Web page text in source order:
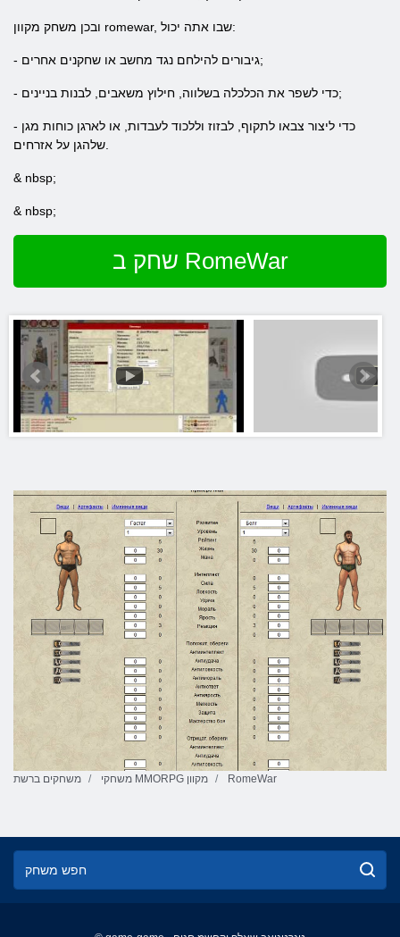
ובכן משחק מקוון romewar, שבו אתה יכול:
- גיבורים להילחם נגד מחשב או שחקנים אחרים;
- כדי לשפר את הכלכלה בשלווה, חילוץ משאבים, לבנות בניינים;
- כדי ליצור צבאו לתקוף, לבזוז וללכוד לעבדות, או לארגן כוחות מגן
& nbsp;
& nbsp;
שחק ב RomeWar
משחקים ברשת משחקי MMORPG מקוון RomeWar